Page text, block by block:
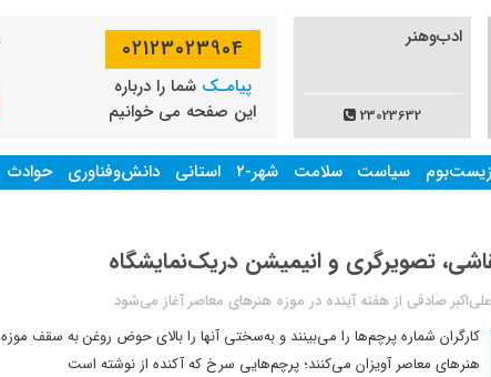
ادب‌وهنر
23023632
02123023904
پیامـک شما را درباره
این صفحه می خوانیم
زیست‌بوم سیاست سلامت شهر-۲ استانی دانش‌وفناوری حوادث
علی‌اکبر صادقی از هفته آینده در موزه هنرهای معاصر آغاز می‌شود
کارگران شماره پرچم‌ها را می‌بینند و به‌سختی آنها را بالای حوض روغن به سقف موزه
هنرهای معاصر آویزان می‌کنند؛ پرچم‌هایی سرخ که آکنده از نوشته است